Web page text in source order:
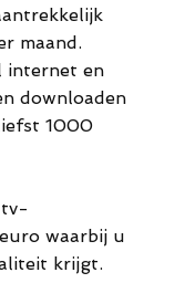
maand.
internet en
downloaden
1000
tv-
waarbij u
krijgt.